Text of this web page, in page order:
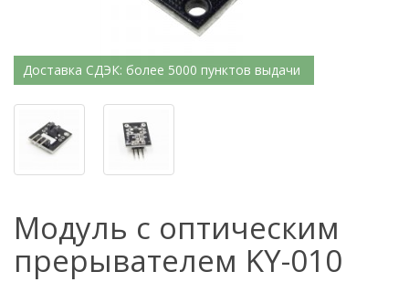
Доставка СДЭК: более 5000 пунктов выдачи
Модуль с оптическим
прерывателем KY-010